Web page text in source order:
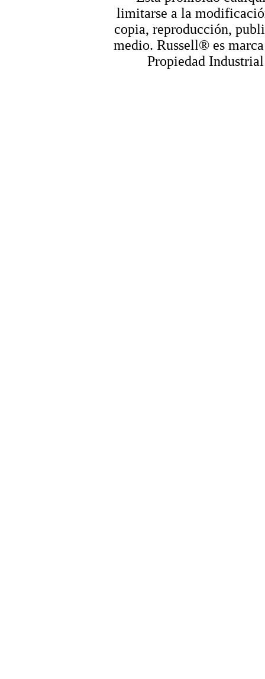
limitarse a la
copia, reproducción,
medio. Russell® es
Propiedad